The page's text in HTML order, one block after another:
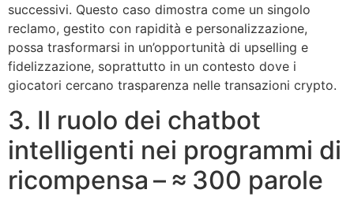
successivi. Questo caso dimostra come un singolo
reclamo, gestito con rapidità e personalizzazione,
possa trasformarsi in un’opportunità di upselling e
fidelizzazione, soprattutto in un contesto dove i
giocatori cercano trasparenza nelle transazioni crypto.
3. Il ruolo dei chatbot
intelligenti nei programmi di
ricompensa – ≈ 300 parole